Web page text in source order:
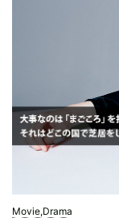
Movie,Drama